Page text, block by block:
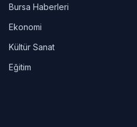
Bursa Haberleri
Ekonomi
Kültür Sanat
Eğitim